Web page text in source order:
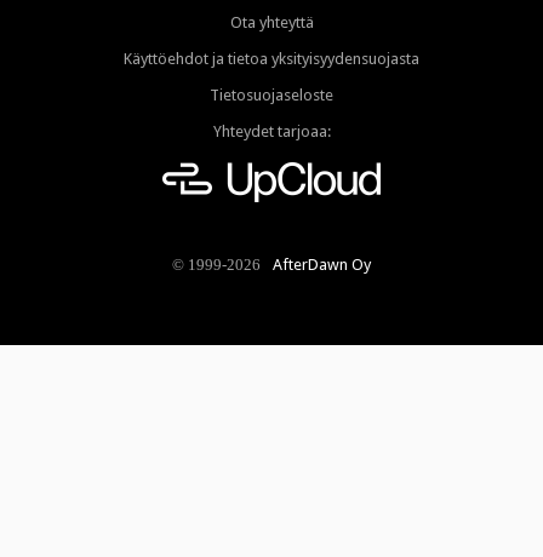
Ota yhteyttä
Käyttöehdot ja tietoa yksityisyydensuojasta
Tietosuojaseloste
Yhteydet tarjoaa:
© 1999-2026 AfterDawn Oy